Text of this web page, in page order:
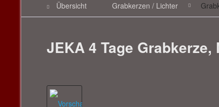
Übersicht Grabkerzen / Lichter
JEKA 4 Tage